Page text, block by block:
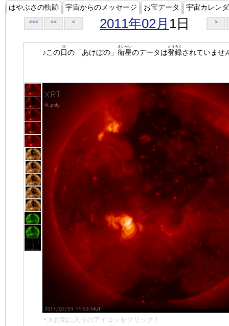
はやぶさの軌跡 宇宙からのメッセージ お宝データ 宇宙カレン
<<< << < 2011年02月 1日 >
♪この日
ひ
の「あけぼの」 衛星
えいせい
のデータは登録
とうろく
されていませ
👈 お気に入りのアイコンをクリック！